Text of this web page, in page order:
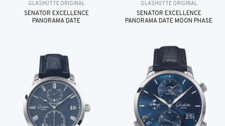
GLASHÜTTE ORIGINAL
SENATOR EXCELLENCE
PANORAMA DATE
GLASHÜTTE ORIGINAL
SENATOR EXCELLENCE
PANORAMA DATE MOON PHASE